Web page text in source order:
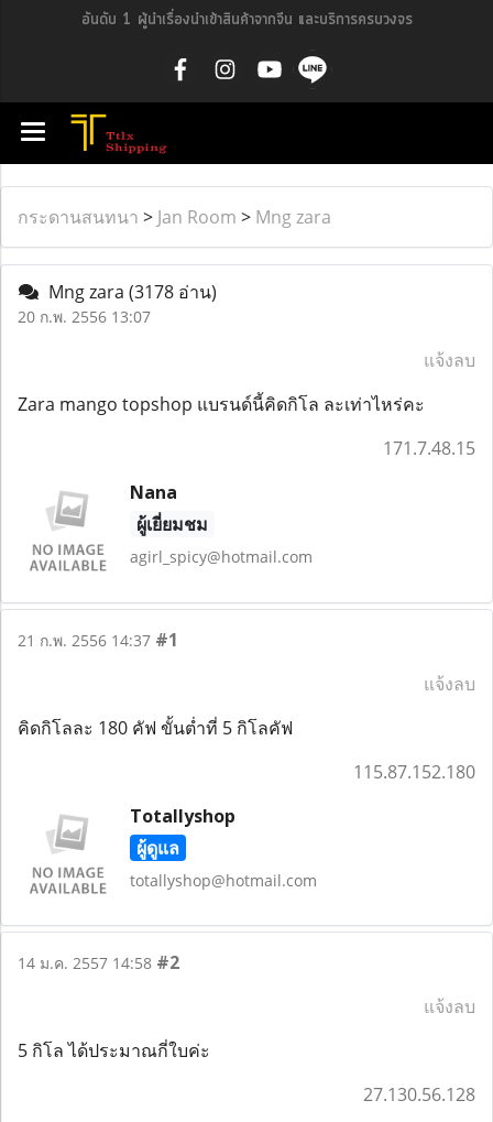
อันดับ 1 ผู้นำเรื่องนำเข้าสินค้าจากจีน และบริการครบวงจร
กระดานสนทนา > Jan Room > Mng zara
Mng zara (3178 อ่าน)
20 ก.พ. 2556 13:07
แจ้งลบ
Zara mango topshop แบรนด์นี้คิดกิโล ละเท่าไหร่คะ
171.7.48.15
Nana
ผู้เยี่ยมชม
agirl_spicy@hotmail.com
21 ก.พ. 2556 14:37 #1
แจ้งลบ
คิดกิโลละ 180 คัฟ ขั้นต่ำที่ 5 กิโลคัฟ
115.87.152.180
Totallyshop
ผู้ดูแล
totallyshop@hotmail.com
14 ม.ค. 2557 14:58 #2
แจ้งลบ
5 กิโล ได้ประมาณกี่ใบค่ะ
27.130.56.128